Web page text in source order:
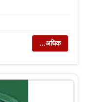
...अधिक